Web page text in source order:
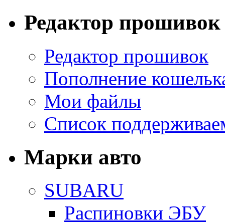
Редактор прошивок
Редактор прошивок
Пополнение
Мои файлы
Список
Марки авто
SUBARU
Распиновки ЭБУ